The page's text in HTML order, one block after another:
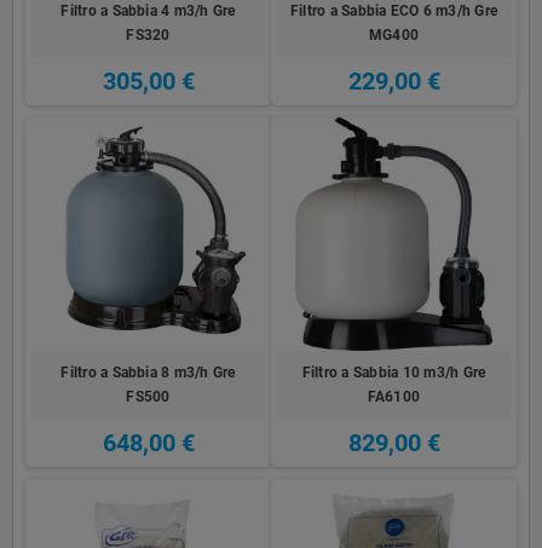
Filtro a Sabbia 4 m3/h Gre
FS320
305,00 €
Filtro a Sabbia ECO 6 m3/h Gre
MG400
229,00 €
Filtro a Sabbia 8 m3/h Gre
FS500
648,00 €
Filtro a Sabbia 10 m3/h Gre
FA6100
829,00 €